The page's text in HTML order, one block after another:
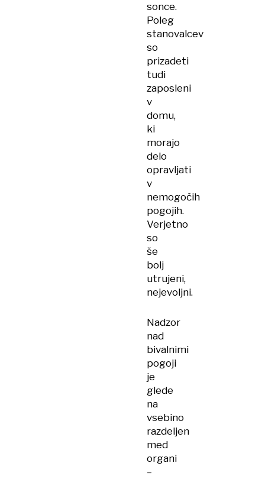
sonce.
Poleg
stanovalcev
so
prizadeti
tudi
zaposleni
v
domu,
ki
morajo
delo
opravljati
v
nemogočih
pogojih.
Verjetno
so
še
bolj
utrujeni,
nejevoljni.
Nadzor
nad
bivalnimi
pogoji
je
glede
na
vsebino
razdeljen
med
organi
–